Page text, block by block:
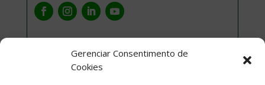
Gerenciar Consentimento de
Cookies